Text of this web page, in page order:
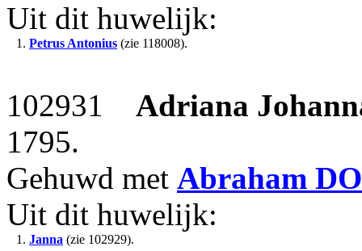
Uit dit huwelijk:
1. Petrus Antonius (zie 118008).
102931 Adriana
1795.
Gehuwd met Abraham
Uit dit huwelijk:
1. Janna (zie 102929).